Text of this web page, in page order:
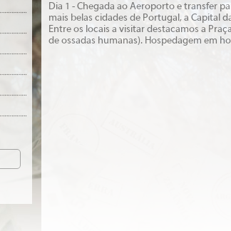
Dia 1 - Chegada ao Aeroporto e transfer
mais belas cidades de Portugal, a Capital
Entre os locais a visitar destacamos a
de ossadas humanas). Hospedagem em